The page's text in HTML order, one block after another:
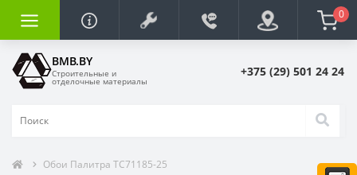
0
BMB.BY
Строительные и
отделочные материалы
+375 (29) 501 24 24
Обои Палитра TC71185-25